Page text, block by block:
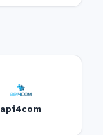
api4com